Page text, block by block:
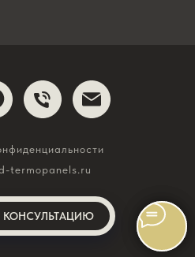
termopanels.ru
КОНСУЛЬТАЦИЮ